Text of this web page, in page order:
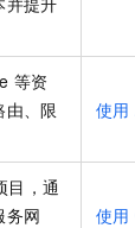
等资
、限
使用
目，通
务网
使用